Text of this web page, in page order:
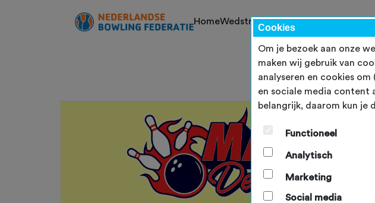
HomeWedstrijdkalenderNBF-
Cookies
Om je bezoek aan onze
maken wij gebruik van
analyseren en cookies
en sociale media content
belangrijk, daarom kun je
Functioneel
Analytisch
Marketing
Social media